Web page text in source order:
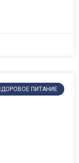
ПИТАНИЕ